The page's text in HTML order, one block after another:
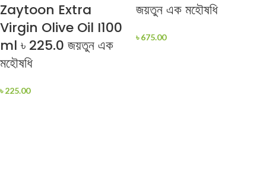
Zaytoon Extra
Virgin Olive Oil I100
ml ৳ 225.0 জয়তুন এক
মহৌষধি
৳225.00
জয়তুন এক মহৌষধি
৳675.00